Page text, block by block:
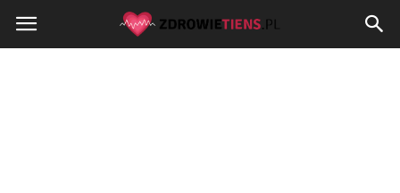
Zdrowietiens.pl